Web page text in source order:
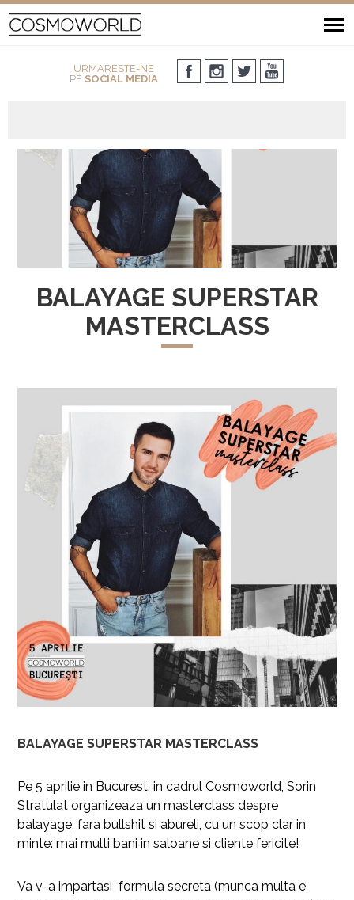
URMARESTE-NE
PE SOCIAL MEDIA
BALAYAGE SUPERSTAR
MASTERCLASS
BALAYAGE SUPERSTAR MASTERCLASS
Pe 5 aprilie in Bucurest, in cadrul Cosmoworld, Sorin
Stratulat organizeaza un masterclass despre
balayage, fara bullshit si abureli, cu un scop clar in
minte: mai multi bani in saloane si cliente fericite!
Va v-a impartasi formula secreta (munca multa e